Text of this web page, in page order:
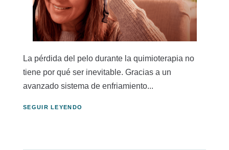
La pérdida del pelo durante la quimioterapia no
tiene por qué ser inevitable. Gracias a un
avanzado sistema de enfriamiento...
SEGUIR LEYENDO